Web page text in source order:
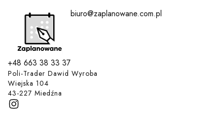
+48 663 38 33 37
biuro@zaplanowane.com.pl
Poli-Trader Dawid Wyroba
Wiejska 104
43-227 Miedźna